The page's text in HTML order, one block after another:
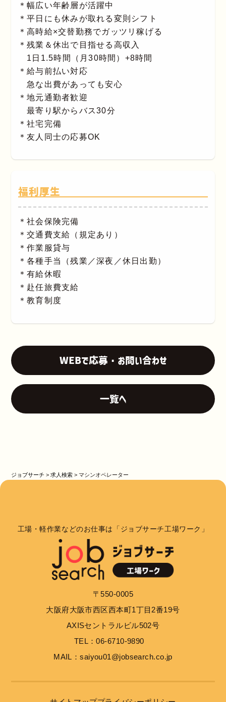
＊幅広い年齢層が活躍中
＊平日にも休みが取れる変則シフト
＊高時給×交替勤務でガッツリ稼げる
＊残業＆休出で目指せる高収入
1日1.5時間（月30時間）+8時間
＊給与前払い対応
急な出費があっても安心
＊地元通勤者歓迎
最寄り駅からバス30分
＊社宅完備
＊友人同士の応募OK
福利厚生
＊社会保険完備
＊交通費支給（規定あり）
＊作業服貸与
＊各種手当（残業／深夜／休日出勤）
＊有給休暇
＊赴任旅費支給
＊教育制度
WEBで応募・お問い合わせ
一覧へ
ジョブサーチ >求人検索 >マシンオペレーター
工場・軽作業などのお仕事は「ジョブサーチ工場ワーク」
〒550-0005
大阪府大阪市西区西本町1丁目2番19号
AXISセントラルビル502号
TEL：06-6710-9890
MAIL：saiyou01@jobsearch.co.jp